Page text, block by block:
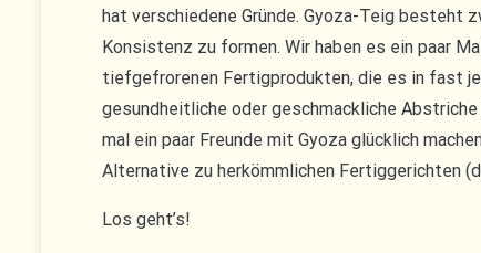
hat verschiedene Gründe. Gyoza-Teig besteht
Konsistenz zu formen. Wir haben es ein paar
tiefgefrorenen Fertigprodukten, die es in fast
gesundheitliche oder geschmackliche
mal ein paar Freunde mit Gyoza glücklich
Alternative zu herkömmlichen Fertiggerichten
Los geht’s!